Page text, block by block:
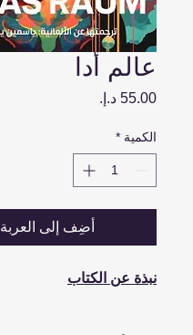
عالم أدا
الكمية *
أضِف إلى العربة
نبذة عن الكتاب